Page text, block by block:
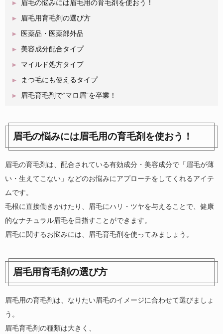
眉毛の悩みには眉毛用の育毛剤を使おう！
眉毛用育毛剤の選び方
医薬品・医薬部外品
美容成分配合タイプ
マイルド処方タイプ
まつ毛にも使えるタイプ
眉毛育毛剤で“マロ眉”を卒業！
眉毛の悩みには眉毛用の育毛剤を使おう！
眉毛の育毛剤は、配合されている有効成分・美容成分で「眉毛が薄
い・生えてこない」などのお悩みにアプローチをしてくれるアイテ
ムです。
毛根に直接働きかけたり、眉毛にハリ・ツヤを与えることで、健康
的なナチュラル眉毛を目指すことができます。
眉毛に関するお悩みには、眉毛育毛剤を使ってみましょう。
眉毛用育毛剤の選び方
眉毛用の育毛剤は、なりたい眉毛のイメージに合わせて選びましょ
う。
眉毛育毛剤の種類は大きく、